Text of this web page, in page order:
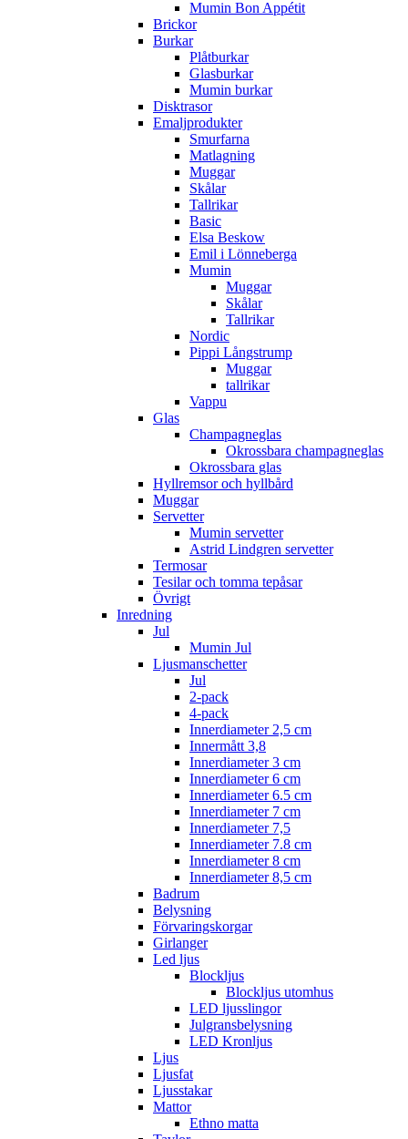
Mumin Bon Appétit
Brickor
Burkar
Plåtburkar
Glasburkar
Mumin burkar
Disktrasor
Emaljprodukter
Smurfarna
Matlagning
Muggar
Skålar
Tallrikar
Basic
Elsa Beskow
Emil i Lönneberga
Mumin
Muggar
Skålar
Tallrikar
Nordic
Pippi Långstrump
Muggar
tallrikar
Vappu
Glas
Champagneglas
Okrossbara champagneglas
Okrossbara glas
Hyllremsor och hyllbård
Muggar
Servetter
Mumin servetter
Astrid Lindgren servetter
Termosar
Tesilar och tomma tepåsar
Övrigt
Inredning
Jul
Mumin Jul
Ljusmanschetter
Jul
2-pack
4-pack
Innerdiameter 2,5 cm
Innermått 3,8
Innerdiameter 3 cm
Innerdiameter 6 cm
Innerdiameter 6.5 cm
Innerdiameter 7 cm
Innerdiameter 7,5
Innerdiameter 7.8 cm
Innerdiameter 8 cm
Innerdiameter 8,5 cm
Badrum
Belysning
Förvaringskorgar
Girlanger
Led ljus
Blockljus
Blockljus utomhus
LED ljusslingor
Julgransbelysning
LED Kronljus
Ljus
Ljusfat
Ljusstakar
Mattor
Ethno matta